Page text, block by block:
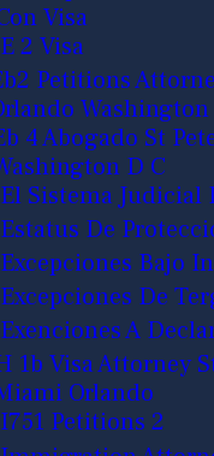
Visa
E 2 Visa
Petitions
4 Abogado St
D C
El Sistema
Estatus De
Excepciones Bajo
Excepciones De
Exenciones A
1b Visa Attorney
Orlando
I751 Petitions 2